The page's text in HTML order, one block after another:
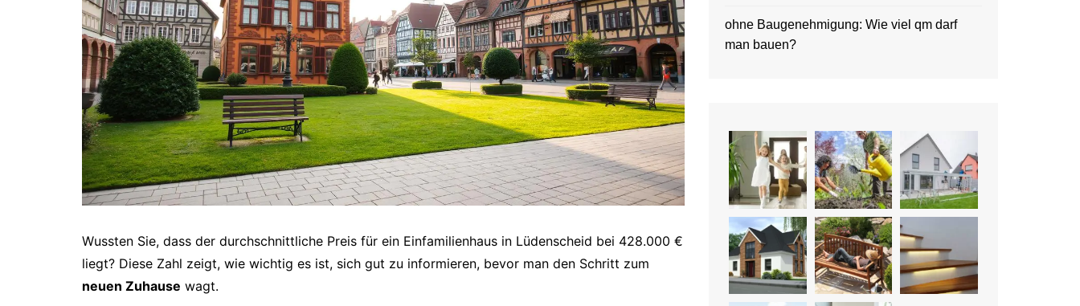
Wussten Sie, dass der durchschnittliche Preis für ein Einfamilienhaus in Lüdenscheid bei 428.000 €
liegt? Diese Zahl zeigt, wie wichtig es ist, sich gut zu informieren, bevor man den Schritt zum
neuen Zuhause wagt.
ohne Baugenehmigung: Wie viel qm darf
man bauen?